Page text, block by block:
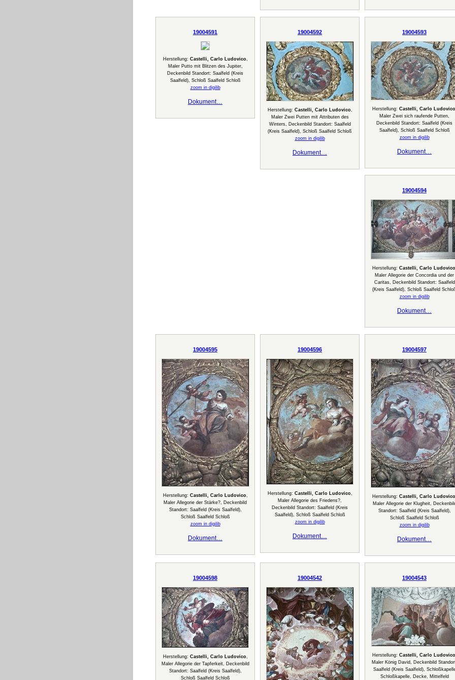
19004591
Herstellung: Castelli, Carlo Ludovico,
Maler Putto mit Blitzen des Jupiter,
Deckenbild Standort: Saalfeld (Kreis
Saalfeld), Schloß Saalfeld Schloß
zoom in digilib
Dokument…
19004592
Herstellung: Castelli, Carlo Ludovico,
Maler Zwei Putten mit Attributen des
Winters, Deckenbild Standort: Saalfeld
(Kreis Saalfeld), Schloß Saalfeld Schloß
zoom in digilib
Dokument…
19004593
Herstellung: Castelli, Carlo Ludovico
Maler Zwei sich raufende Putten,
Deckenbild Standort: Saalfeld (Kreis
Saalfeld), Schloß Saalfeld Schloß
zoom in digilib
Dokument…
19004594
Herstellung: Castelli, Carlo Ludovico
Maler Allegorie der Concordia und der
Caritas, Deckenbild Standort: Saalfeld
(Kreis Saalfeld), Schloß Saalfeld
zoom in digilib
Dokument…
19004595
Herstellung: Castelli, Carlo Ludovico,
Maler Allegorie der Stärke?, Deckenbild
Standort: Saalfeld (Kreis Saalfeld),
Schloß Saalfeld Schloß
zoom in digilib
Dokument…
19004596
Herstellung: Castelli, Carlo Ludovico,
Maler Allegorie des Friedens?,
Deckenbild Standort: Saalfeld (Kreis
Saalfeld), Schloß Saalfeld Schloß
zoom in digilib
Dokument…
19004597
Herstellung: Castelli, Carlo Ludovico
Maler Allegorie der Klugheit,
Standort: Saalfeld (Kreis Saalfeld),
Schloß Saalfeld Schloß
zoom in digilib
Dokument…
19004598
Herstellung: Castelli, Carlo Ludovico,
Maler Allegorie der Tapferkeit, Deckenbild
Standort: Saalfeld (Kreis Saalfeld),
Schloß Saalfeld Schloß
19004542 19004543
Herstellung: Castelli, Carlo Ludovico
Maler König David, Deckenbild
Saalfeld (Kreis Saalfeld),
Schloßkapelle, Decke, Mittelfeld